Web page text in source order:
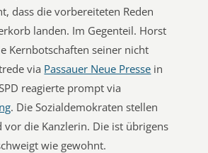
dass die vorbereiteten Reden
landen. Im Gegenteil. Horst
Kernbotschaften seiner nicht
via Passauer Neue Presse in
reagierte prompt via
. Die Sozialdemokraten stellen
vor die Kanzlerin. Die ist übrigens
wie gewohnt.